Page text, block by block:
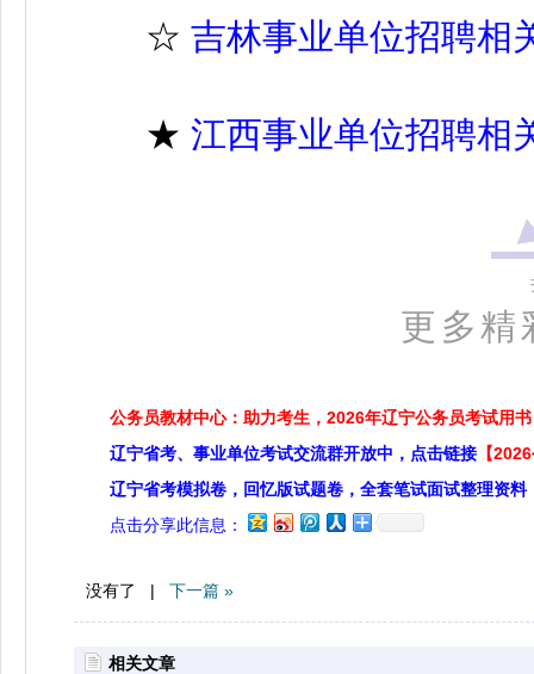
☆ 吉林事业单位招聘相
★ 江西事业单位招聘相
更多精
公务员教材中心：助力考生，2026年辽宁公务员考试用书
辽宁省考、事业单位考试交流群开放中，点击链接 【
辽宁省考模拟卷，回忆版试题卷，全套笔试面试整理资料
点击分享此信息：
没有了 | 下一篇 »
相关文章